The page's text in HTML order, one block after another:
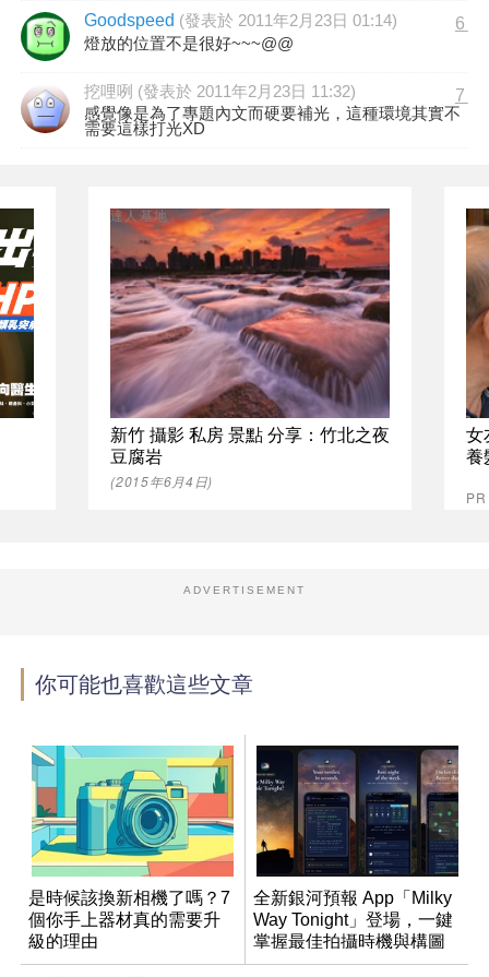
Goodspeed (發表於 2011年2月23日 01:14) 6
燈放的位置不是很好~~~@@
挖哩咧 (發表於 2011年2月23日 11:32) 7
感覺像是為了專題內文而硬要補光，這種環境其實不
需要這樣打光XD
新竹 攝影 私房 景點 分享：竹北之夜
豆腐岩
達人基地
(2015年6月4日)
女
養
ADVERTISEMENT
你可能也喜歡這些文章
是時候該換新相機了嗎？7
個你手上器材真的需要升
級的理由
全新銀河預報 App「Milky
Way Tonight」登場，一鍵
掌握最佳拍攝時機與構圖